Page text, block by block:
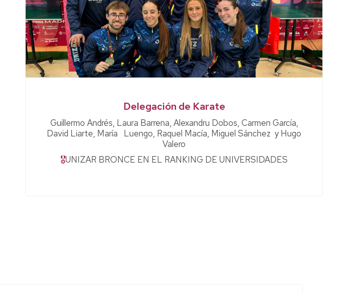
Delegación de Karate
Guillermo Andrés, Laura Barrena, Alexandru Dobos, Carmen García,
David Liarte, María Luengo, Raquel Macía, Miguel Sánchez y Hugo
Valero
🎖UNIZAR BRONCE EN EL RANKING DE UNIVERSIDADES